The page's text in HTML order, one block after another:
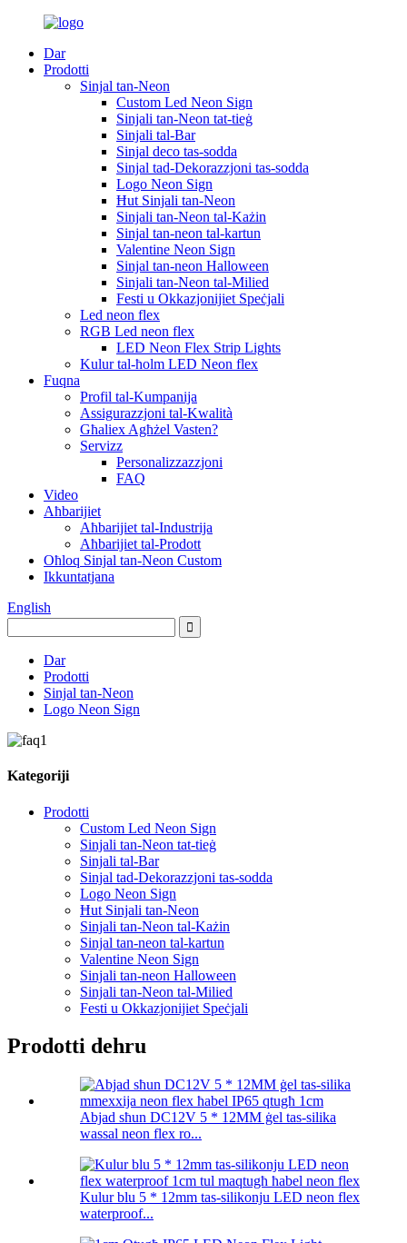
Dar
Prodotti
Sinjal tan-Neon
Custom Led Neon Sign
Sinjali tan-Neon tat-tieġ
Sinjali tal-Bar
Sinjal deco tas-sodda
Sinjal tad-Dekorazzjoni tas-sodda
Logo Neon Sign
Ħut Sinjali tan-Neon
Sinjali tan-Neon tal-Każin
Sinjal tan-neon tal-kartun
Valentine Neon Sign
Sinjal tan-neon Halloween
Sinjali tan-Neon tal-Milied
Festi u Okkazjonijiet Speċjali
Led neon flex
RGB Led neon flex
LED Neon Flex Strip Lights
Kulur tal-ħolm LED Neon flex
Fuqna
Profil tal-Kumpanija
Assigurazzjoni tal-Kwalità
Għaliex Agħżel Vasten?
Servizz
Personalizzazzjoni
FAQ
Video
Aħbarijiet
Aħbarijiet tal-Industrija
Aħbarijiet tal-Prodott
Oħloq Sinjal tan-Neon Custom
Ikkuntatjana
English
Dar
Prodotti
Sinjal tan-Neon
Logo Neon Sign
Kategoriji
Prodotti
Custom Led Neon Sign
Sinjali tan-Neon tat-tieġ
Sinjali tal-Bar
Sinjal tad-Dekorazzjoni tas-sodda
Logo Neon Sign
Ħut Sinjali tan-Neon
Sinjali tan-Neon tal-Każin
Sinjal tan-neon tal-kartun
Valentine Neon Sign
Sinjali tan-neon Halloween
Sinjali tan-Neon tal-Milied
Festi u Okkazjonijiet Speċjali
Prodotti dehru
Abjad sħun DC12V 5 * 12MM ġel tas-silika
wassal neon flex ro...
Kulur blu 5 * 12mm tas-silikonju LED neon flex
waterproof...